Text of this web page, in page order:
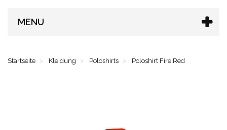
MENU
Startseite Kleidung Poloshirts Poloshirt Fire Red